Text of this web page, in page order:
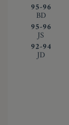
‍95-96
BD
‍95-96
JS
‍92-94
JD